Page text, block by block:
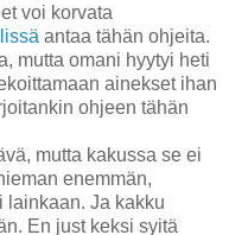
voi korvata
antaa tähän ohjeita.
mutta omani hyytyi heti
ainekset ihan
ohjeen tähän
mutta kakussa se ei
enemmän,
lainkaan. Ja kakku
En just keksi syitä